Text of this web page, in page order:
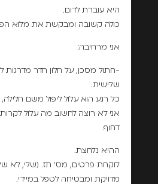
היא עוברת לדום.
כולה קשובה ומבקשת את מלוא
אני מרחיבה:
-חתול מסכן, על חלון חדר מדרגות
שלישית.
כל רגע הוא עלול ליפול משם חלילה,
אני לא רוצה לחשוב מה עלול
דחוף.
ההיא נלחצת.
לוקחת פרטים, מס' תז. (שלי, לא
מדויקת ומבטיחה לטפל במיידי.